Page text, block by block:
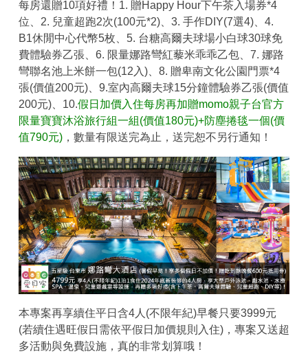
每房還贈10項好禮！1. 贈Happy Hour下午茶入場券*4
位、2. 兒童超跑2次(100元*2)、3. 手作DIY(7選4)、4.
B1休閒中心代幣5枚、5. 台糖高爾夫球場小白球30球免
費體驗券乙張、6. 限量娜路彎紅藜米乖乖乙包、7. 娜路
彎聯名池上米餅一包(12入)、8. 贈卑南文化公園門票*4
張(價值200元)、9.室內高爾夫球15分鐘體驗券乙張(價值
200元)、10.假日加價入住每房再加贈momo親子台官方
限量寶寶沐浴旅行組一組(價值180元)+防塵捲毯一個(價
值790元)，數量有限送完為止，送完恕不另行通知！
本專案再享續住平日含4人(不限年紀)早餐只要3999元
(若續住遇旺假日需依平假日加價規則入住)，專案又送超
多活動與免費設施，真的非常划算哦！